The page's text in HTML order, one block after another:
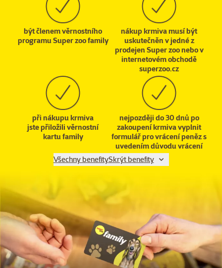
být členem věrnostního
programu Super zoo family
nákup krmiva musí být
uskutečněn v jedné z
prodejen Super zoo nebo v
internetovém obchodě
superzoo.cz
při nákupu krmiva
jste přiložili věrnostní
kartu family
nejpozději do 30 dnů po
zakoupení krmiva vyplnit
formulář pro vrácení peněz s
uvedením důvodu vrácení
Všechny benefitySkrýt benefity